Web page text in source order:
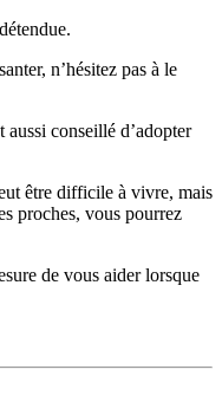
n’hésitez pas à le
aussi conseillé d’adopter
être difficile à vivre, mais
proches, vous pourrez
de vous aider lorsque